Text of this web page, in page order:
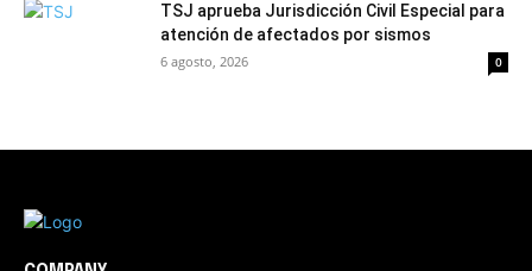
TSJ aprueba Jurisdicción Civil Especial para
atención de afectados por sismos
6 agosto, 2026 0